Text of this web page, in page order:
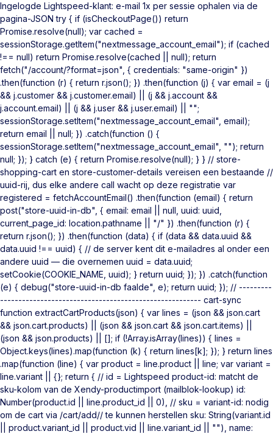
Ingelogde Lightspeed-klant: e-mail 1x per sessie ophalen via de
pagina-JSON try { if (isCheckoutPage()) return
Promise.resolve(null); var cached =
sessionStorage.getItem("nextmessage_account_email"); if (cached
!== null) return Promise.resolve(cached || null); return
fetch("/account/?format=json", { credentials: "same-origin" })
.then(function (r) { return r.json(); }) .then(function (j) { var email = (j
&& j.customer && j.customer.email) || (j && j.account &&
j.account.email) || (j && j.user && j.user.email) || "";
sessionStorage.setItem("nextmessage_account_email", email);
return email || null; }) .catch(function () {
sessionStorage.setItem("nextmessage_account_email", ""); return
null; }); } catch (e) { return Promise.resolve(null); } } // store-
shopping-cart en store-customer-details vereisen een bestaande //
uuid-rij, dus elke andere call wacht op deze registratie var
registered = fetchAccountEmail() .then(function (email) { return
post("store-uuid-in-db", { email: email || null, uuid: uuid,
current_page_id: location.pathname || "/" }) .then(function (r) {
return r.json(); }) .then(function (data) { if (data && data.uuid &&
data.uuid !== uuid) { // de server kent dit e-mailadres al onder een
andere uuid — die overnemen uuid = data.uuid;
setCookie(COOKIE_NAME, uuid); } return uuid; }); }) .catch(function
(e) { debug("store-uuid-in-db faalde", e); return uuid; }); // ---------
------------------------------------------------------- cart-sync
function extractCartProducts(json) { var lines = (json && json.cart
&& json.cart.products) || (json && json.cart && json.cart.items) ||
(json && json.products) || []; if (!Array.isArray(lines)) { lines =
Object.keys(lines).map(function (k) { return lines[k]; }); } return lines
.map(function (line) { var product = line.product || line; var variant =
line.variant || {}; return { // id = Lightspeed product-id: matcht de
sku-kolom van de Xendy-productimport (mailblok-lookup) id:
Number(product.id || line.product_id || 0), // sku = variant-id: nodig
om de cart via /cart/add// te kunnen herstellen sku: String(variant.id
|| product.variant_id || product.vid || line.variant_id || ""), name: